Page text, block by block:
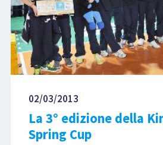
02/03/2013
La 3° edizione della
Spring Cup